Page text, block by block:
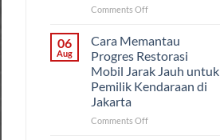
Cara
Penanganan
Mobil
Tua
dari
Malang
Comments Offon
Mobil
Harian
dari
Malang:
Bagian
yang
06
Aug
Cara Memantau
Progres Restorasi
Mobil Jarak Jauh untuk
Pemilik Kendaraan di
Jakarta
Comments Offon